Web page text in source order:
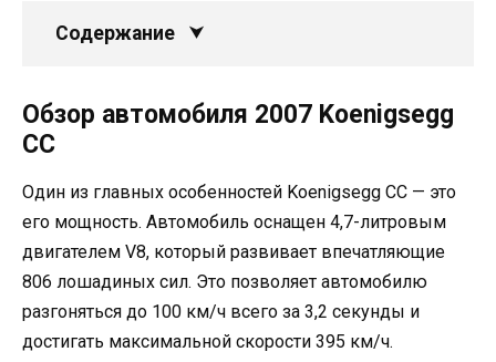
Содержание
Обзор автомобиля 2007 Koenigsegg
CC
Один из главных особенностей Koenigsegg CC — это
его мощность. Автомобиль оснащен 4,7-литровым
двигателем V8, который развивает впечатляющие
806 лошадиных сил. Это позволяет автомобилю
разгоняться до 100 км/ч всего за 3,2 секунды и
достигать максимальной скорости 395 км/ч.